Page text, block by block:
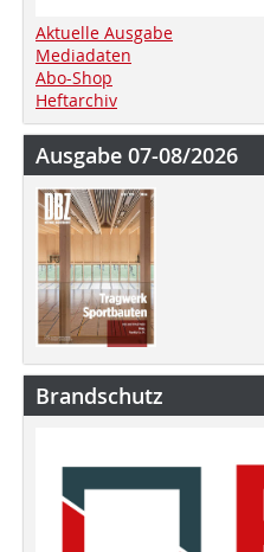
Aktuelle Ausgabe
Mediadaten
Abo-Shop
Heftarchiv
Ausgabe 07-08/2026
Brandschutz